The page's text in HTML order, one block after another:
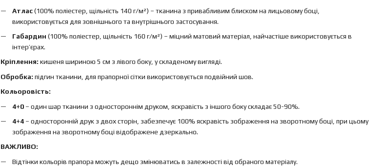
Атлас(100% поліестер, щільність 140 г/м²) – тканина з привабливим блиском на лицьовому боці,
використовується для зовнішнього та внутрішнього застосування.
Габардин (100% поліестер, щільність 160 г/м²) – міцний матовий матеріал, найчастіше використовується в
інтер’єрах.
Кріплення: кишеня шириною 5 см з лівого боку, у складеному вигляді.
Обробка: підгин тканини, для прапорної сітки використовується подвійний шов.
Кольоровість:
4+0– один шар тканини з одностороннім друком, яскравість з іншого боку складає 50-90%.
4+4– односторонній друк з двох сторін, забезпечує 100% яскравість зображення на зворотному боці, при цьому
зображення на зворотному боці відображене дзеркально.
ВАЖЛИВО:
Відтінки кольорів прапора можуть дещо змінюватись в залежності від обраного матеріалу.